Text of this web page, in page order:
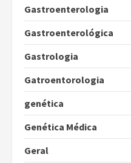
Gastroenterologia
Gastroenterológica
Gastrologia
Gatroentorologia
genética
Genética Médica
Geral